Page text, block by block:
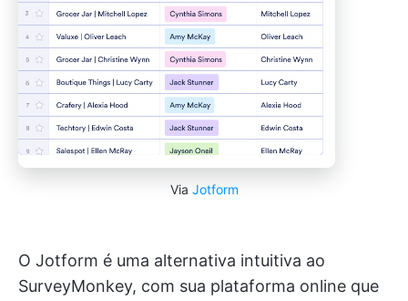
Via Jotform
O Jotform é uma alternativa intuitiva ao
SurveyMonkey, com sua plataforma online que